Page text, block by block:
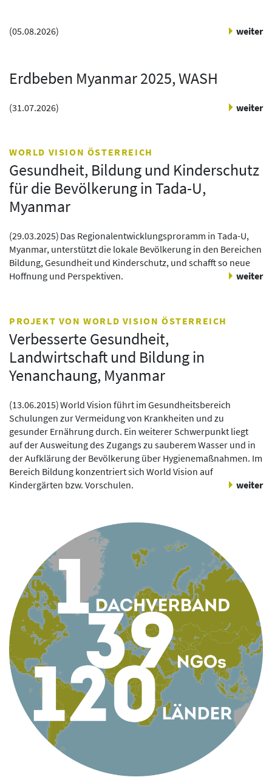
(05.08.2026) weiter
Erdbeben Myanmar 2025, WASH
(31.07.2026) weiter
WORLD VISION ÖSTERREICH
Gesundheit, Bildung und Kinderschutz
für die Bevölkerung in Tada-U,
Myanmar
(29.03.2025) Das Regionalentwicklungsproramm in Tada-U,
Myanmar, unterstützt die lokale Bevölkerung in den Bereichen
Bildung, Gesundheit und Kinderschutz, und schafft so neue
Hoffnung und Perspektiven.
weiter
PROJEKT VON WORLD VISION ÖSTERREICH
Verbesserte Gesundheit,
Landwirtschaft und Bildung in
Yenanchaung, Myanmar
(13.06.2015)World Vision führt im Gesundheitsbereich
Schulungen zur Vermeidung von Krankheiten und zu
gesunder Ernährung durch. Ein weiterer Schwerpunkt liegt
auf der Ausweitung des Zugangs zu sauberem Wasser und in
der Aufklärung der Bevölkerung über Hygienemaßnahmen. Im
Bereich Bildung konzentriert sich World Vision auf
Kindergärten bzw. Vorschulen.
weiter